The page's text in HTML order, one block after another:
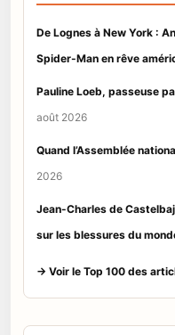
De Lognes à New York :
Spider-Man en rêve
Pauline Loeb, passeuse
août 2026
Quand l’Assemblée
2026
Jean-Charles de
sur les blessures du
→ Voir le Top 100 des